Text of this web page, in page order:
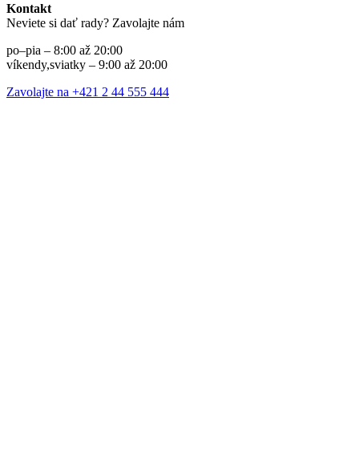
Kontakt
Neviete si dať rady? Zavolajte nám
po–pia – 8:00 až 20:00
víkendy,sviatky – 9:00 až 20:00
Zavolajte na +421 2 44 555 444